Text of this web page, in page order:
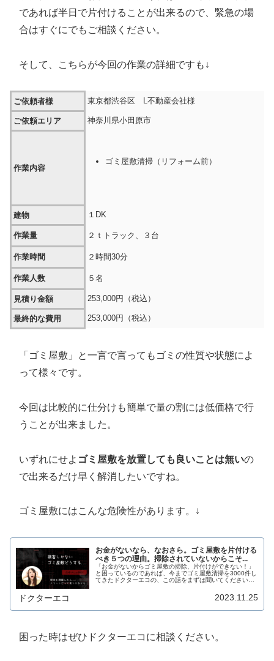
であれば半日で片付けることが出来るので、緊急の場
合はすぐにでもご相談ください。
そして、こちらが今回の作業の詳細ですも↓
ご依頼者様 東京都渋谷区 L不動産会社様
ご依頼エリア 神奈川県小田原市
作業内容
ゴミ屋敷清掃（リフォーム前）
建物 １DK
作業量 ２ｔトラック、３台
作業時間 ２時間30分
作業人数 ５名
見積り金額 253,000円（税込）
最終的な費用 253,000円（税込）
「ゴミ屋敷」と一言で言ってもゴミの性質や状態によ
って様々です。
今回は比較的に仕分けも簡単で量の割には低価格で行
うことが出来ました。
いずれにせよ ゴミ屋敷を放置しても良いことは無いの
で出来るだけ早く解消したいですね。
ゴミ屋敷にはこんな危険性があります。↓
お金がないなら、なおさら。ゴミ屋敷を片付ける
べき５つの理由。掃除されていないからこそ...
「お金がないからゴミ屋敷の掃除、片付けができない！」
と困っているのであれば、今までゴミ屋敷清掃を3000件し
てきたドクターエコの、この話をまずは聞いてください。
ドクターエコ 2023.11.25
困った時はぜひドクターエコに相談ください。